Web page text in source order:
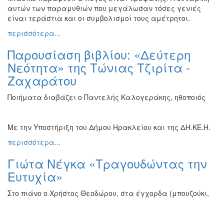
αυτών των παραμυθιών που μεγάλωσαν τόσες γενιές
είναι τεράστια και οι συμβολισμοί τους αμέτρητοι.
περισσότερα...
Παρουσίαση βιβλίου: «Δεύτερη
Νεότητα» της Τώνιας Τζιρίτα -
Ζαχαράτου
Ποιήματα διαβάζει ο Παντελής Καλογεράκης, ηθοποιός
Με την Υποστήριξη του Δήμου Ηρακλείου και της ΔΗ.ΚΕ.Η.
περισσότερα...
Γιώτα Νέγκα «Τραγουδώντας την
Ευτυχία»
Στο πιάνο ο Χρήστος Θεοδώρου, στα έγχορδα (μπουζούκι,